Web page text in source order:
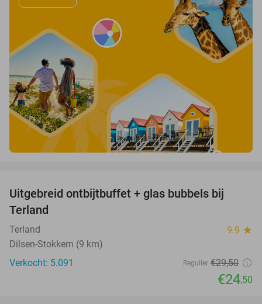
Uitgebreid ontbijtbuffet + glas bubbels bij
Terland
Terland 9.9 star
Dilsen-Stokkem (9 km)
Verkocht: 5.091
Regulier €29,50
€24,50